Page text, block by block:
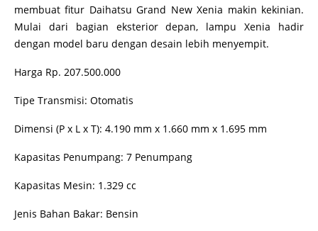
membuat fitur Daihatsu Grand New Xenia makin kekinian.
Mulai dari bagian eksterior depan, lampu Xenia hadir
dengan model baru dengan desain lebih menyempit.
Harga Rp. 207.500.000
Tipe Transmisi: Otomatis
Dimensi (P x L x T): 4.190 mm x 1.660 mm x 1.695 mm
Kapasitas Penumpang: 7 Penumpang
Kapasitas Mesin: 1.329 cc
Jenis Bahan Bakar: Bensin